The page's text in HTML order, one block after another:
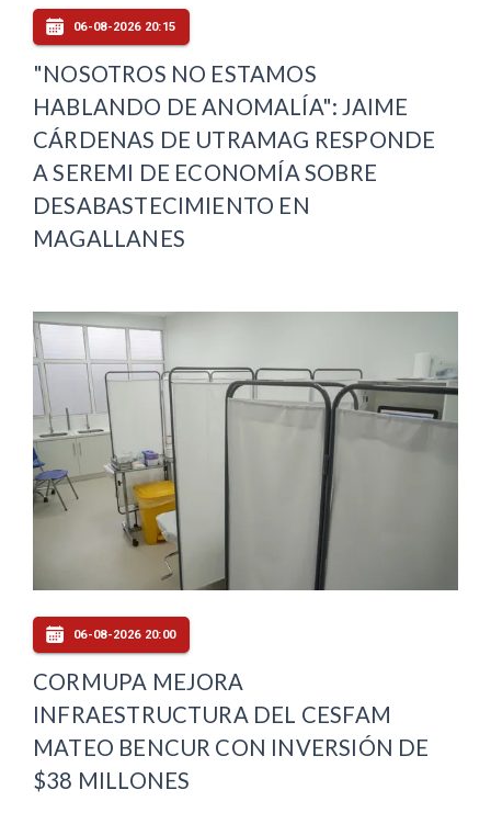
06-08-2026 20:15
"NOSOTROS NO ESTAMOS
HABLANDO DE ANOMALÍA": JAIME
CÁRDENAS DE UTRAMAG RESPONDE
A SEREMI DE ECONOMÍA SOBRE
DESABASTECIMIENTO EN
MAGALLANES
06-08-2026 20:00
CORMUPA MEJORA
INFRAESTRUCTURA DEL CESFAM
MATEO BENCUR CON INVERSIÓN DE
$38 MILLONES